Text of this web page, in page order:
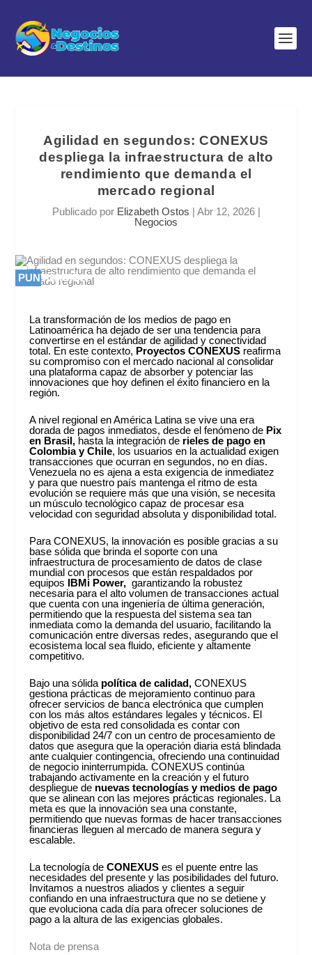
Agilidad en segundos: CONEXUS
despliega la infraestructura de alto
rendimiento que demanda el
mercado regional
Publicado por Elizabeth Ostos | Abr 12, 2026|
Negocios
PUNTUACIÓN
PUNTUACIÓN
La transformación de los medios de pago en
Latinoamérica ha dejado de ser una tendencia para
convertirse en el estándar de agilidad y conectividad
total. En este contexto, Proyectos CONEXUS reafirma
su compromiso con el mercado nacional al consolidar
una plataforma capaz de absorber y potenciar las
innovaciones que hoy definen el éxito financiero en la
región.
A nivel regional en América Latina se vive una era
dorada de pagos inmediatos, desde el fenómeno de Pix
en Brasil, hasta la integración de rieles de pago en
Colombia y Chile, los usuarios en la actualidad exigen
transacciones que ocurran en segundos, no en días.
Venezuela no es ajena a esta exigencia de inmediatez
y para que nuestro país mantenga el ritmo de esta
evolución se requiere más que una visión, se necesita
un músculo tecnológico capaz de procesar esa
velocidad con seguridad absoluta y disponibilidad total.
Para CONEXUS, la innovación es posible gracias a su
base sólida que brinda el soporte con una
infraestructura de procesamiento de datos de clase
mundial con procesos que están respaldados por
equipos IBMi Power,garantizando la robustez
necesaria para el alto volumen de transacciones actual
que cuenta con una ingeniería de última generación,
permitiendo que la respuesta del sistema sea tan
inmediata como la demanda del usuario, facilitando la
comunicación entre diversas redes, asegurando que el
ecosistema local sea fluido, eficiente y altamente
competitivo.
Bajo una sólida política de calidad, CONEXUS
gestiona prácticas de mejoramiento continuo para
ofrecer servicios de banca electrónica que cumplen
con los más altos estándares legales y técnicos. El
objetivo de esta red consolidada es contar con
disponibilidad 24/7 con un centro de procesamiento de
datos que asegura que la operación diaria está blindada
ante cualquier contingencia, ofreciendo una continuidad
de negocio ininterrumpida. CONEXUS continúa
trabajando activamente en la creación y el futuro
despliegue de nuevas tecnologías y medios de pago
que se alinean con las mejores prácticas regionales. La
meta es que la innovación sea una constante,
permitiendo que nuevas formas de hacer transacciones
financieras lleguen al mercado de manera segura y
escalable.
La tecnología deCONEXUS es el puente entre las
necesidades del presente y las posibilidades del futuro.
Invitamos a nuestros aliados y clientes a seguir
confiando en una infraestructura que no se detiene y
que evoluciona cada día para ofrecer soluciones de
pago a la altura de las exigencias globales.
Nota de prensa